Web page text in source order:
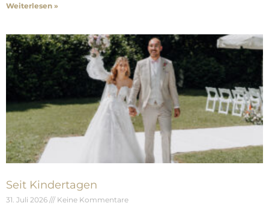
Weiterlesen »
Seit Kindertagen
31. Juli 2026 Keine Kommentare